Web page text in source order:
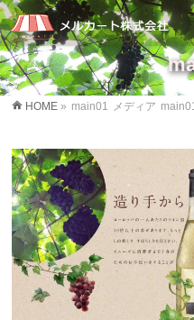
HOME » main01 メディア